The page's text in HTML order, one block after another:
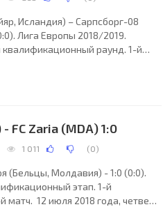
Исландия) – Сарпсборг-08
Лига Европы 2018/2019.
раунд. 1-й
Хастейнсведлюр. 673
Паль
FC Zaria (MDA) 1:0
1 011 (0)
(Бельцы, Молдавия) - 1:0 (0:0).
этап. 1-й
12 июля 2018 года, четверг.